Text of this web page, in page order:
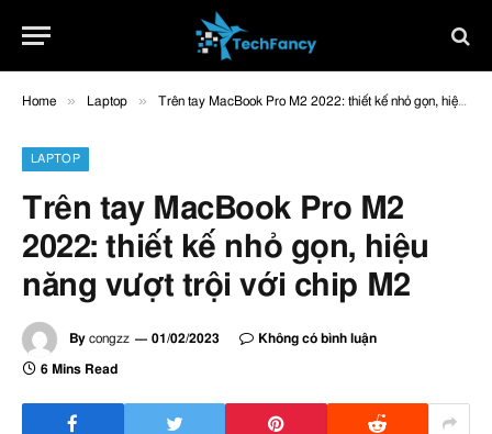
Home » Laptop » Trên tay MacBook Pro M2 2022: thiết kế nhỏ gọn, hiệu năng vượt trội với chip M2
LAPTOP
Trên tay MacBook Pro M2
2022: thiết kế nhỏ gọn, hiệu
năng vượt trội với chip M2
By congzz 01/02/2023 Không có bình luận
6 Mins Read